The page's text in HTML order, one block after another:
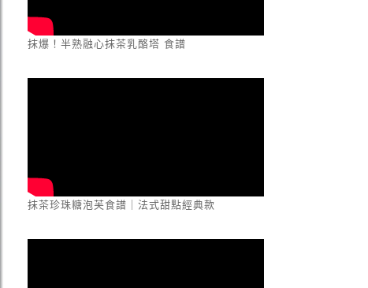
抹爆！半熟融心抹茶乳酪塔 食譜
抹茶珍珠糖泡芙食譜｜法式甜點經典款